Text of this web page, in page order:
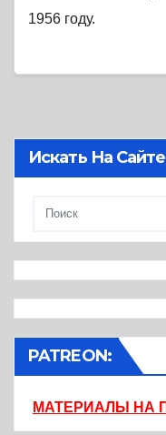
1956 году.
Искать На
PATREON:
МАТЕРИАЛЫ НА